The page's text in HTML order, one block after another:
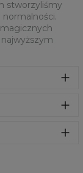
stworzyliśmy
i przednie
jakość